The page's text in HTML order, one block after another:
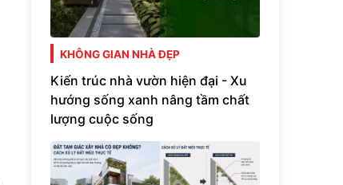
KHÔNG GIAN NHÀ ĐẸP
Kiến trúc nhà vườn hiện đại - Xu
hướng sống xanh nâng tầm chất
lượng cuộc sống